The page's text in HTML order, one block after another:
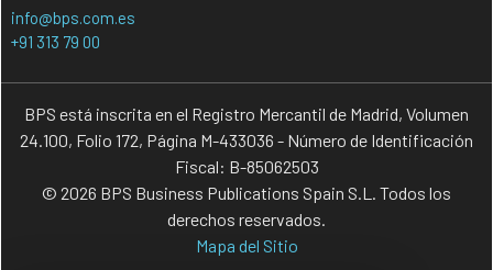
info@bps.com.es
+91 313 79 00
BPS está inscrita en el Registro Mercantil de Madrid, Volumen
24.100, Folio 172, Página M-433036 - Número de Identificación
Fiscal: B-85062503
© 2026 BPS Business Publications Spain S.L. Todos los
derechos reservados.
Mapa del Sitio